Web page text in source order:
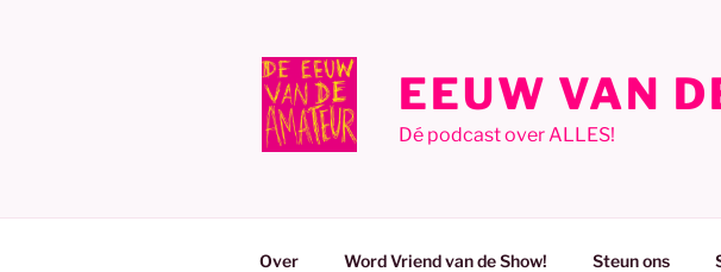
EEUW VAN
Dé podcast over ALLES!
Over Word Vriend van de Show! Steun ons